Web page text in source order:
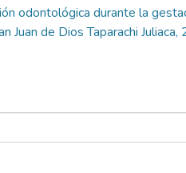
odontológica durante la
de Dios Taparachi Juliaca,